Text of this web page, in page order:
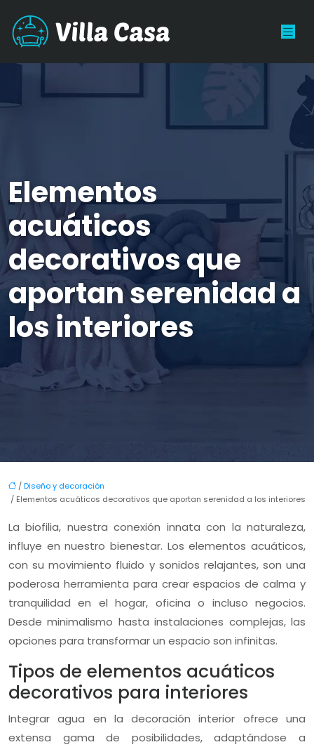
Elementos
acuáticos
decorativos que
aportan serenidad a
los interiores
/Diseño y decoración
/ Elementos acuáticos decorativos que aportan serenidad a los interiores
La biofilia, nuestra conexión innata con la naturaleza,
influye en nuestro bienestar. Los elementos acuáticos,
con su movimiento fluido y sonidos relajantes, son una
poderosa herramienta para crear espacios de calma y
tranquilidad en el hogar, oficina o incluso negocios.
Desde minimalismo hasta instalaciones complejas, las
opciones para transformar un espacio son infinitas.
Tipos de elementos acuáticos
decorativos para interiores
Integrar agua en la decoración interior ofrece una
extensa gama de posibilidades, adaptándose a